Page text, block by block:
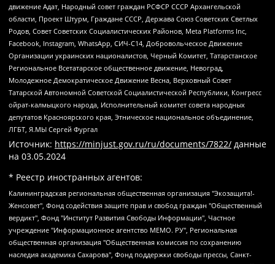
движение Адат, Народный совет граждан РСФСР СССР Архангельской
области, Проект Штурм, Граждане СССР, Держава Союз Советских Светлых
Родов, Совет Советских Социалистических Районов, Meta Platforms Inc,
Facebook, Instagram, WhatsApp, СИЧ-С14, Добровольческое Движение
Организации украинских националистов, Черный Комитет, Татарстанское
Региональное Всетатарское общественное движение, Невоград,
Молодежное Демократическое Движение Весна, Верховный Совет
Татарской Автономной Советской Социалистической Республики, Конгресс
ойрат-калмыцкого народа, Исполнительный комитет совета народных
депутатов Красноярского края, Этническое национальное объединение,
ЛГБТ, Я.МЫ Сергей Фургал
Источник: https://minjust.gov.ru/ru/documents/7822/ данные
на 03.05.2024
* Реестр иностранных агентов:
Калининградская региональная общественная организация "Экозащита!-Женсовет", Фонд содействия защите прав и свобод граждан "Общественный вердикт", Фонд "Институт Развития Свободы Информации", Частное учреждение "Информационное агентство МЕМО. РУ", Региональная общественная организация "Общественная комиссия по сохранению наследия академика Сахарова", Фонд поддержки свободы прессы, Санкт-Петербургская общественная правозащитная организация "Гражданский контроль", Межрегиональная общественная организация "Информационно-просветительский центр "Мемориал", Региональный Фонд "Центр Защиты Прав Средств Массовой Информации", с 05.12.2023 Фонд "Центр Защиты Прав Средств массовой информации", Региональная общественная благотворительная организация помощи беженцам и мигрантам "Гражданское содействие", Негосударственное образовательное учреждение дополнительного профессионального образования (повышение квалификации) специалистов "АКАДЕМИЯ ПО ПРАВАМ ЧЕЛОВЕКА", Свердловская региональная общественная организация "Сутяжник", Автономная некоммерческая организация "Центр независимых социологических исследований", Союз общественных объединений "Российский исследовательский центр по правам человека", Региональное общественное учреждение научно-информационный центр "МЕМОРИАЛ", Некоммерческая организация "Фонд защиты гласности", Автономная некоммерческая организация "Институт прав человека", Городская общественная организация "Екатеринбургское общество "МЕМОРИАЛ", Городская общественная организация "Рязанское историко-просветительское и правозащитное общество "Мемориал" (Рязанский Мемориал), Челябинский региональный орган общественной самодеятельности – женское общественное объединение "Женщины Евразии", Челябинский региональный орган общественной самодеятельности "Уральская правозащитная группа", Фонд содействия защите здоровья и социальной справедливости имени Андрея Рылькова, Автономная Некоммерческая Организация "Аналитический Центр Юрия Левады", Автономная некоммерческая организация социальной поддержки населения "Проект Апрель", Региональная общественная организация помощи женщинам и детям, находящимся в кризисной ситуации "Информационно-методический центр "Анна", Фонд содействия развитию массовых коммуникаций и правовому просвещению "Так-так-Так", Фонд содействия устойчивому развитию "Серебряная тайга", Свердловский региональный общественный фонд социальных проектов "Новое время", "Idel.Реалии", Кавказ.Реалии, Крым.Реалии, Телеканал Настоящее Время, Татаро-башкирская служба Радио Свобода (Azatliq Radiosi), Радио Свободная Европа/Радио Свобода (PCE/PC), "Сибирь.Реалии", "Фактограф", Благотворительный фонд помощи осужденным и их семьям, Автономная некоммерческая организация "Институт глобализации и социальных движений", Фонд "В защиту прав заключенных", Частное учреждение "Центр поддержки и содействия развитию средств массовой информации", Пензенский региональный общественный благотворительный фонд "Гражданский союз", "Север.Реалии", Некоммерческая организация Фонд "Правовая инициатива", Общество с ограниченной ответственностью "Радио Свободная Европа/Радио Свобода", Чешское информационное агентство "MEDIUM-ORIENT", Красноярская региональная общественная организация "Мы против СПИДа", Камалягин Денис Николаевич, Маркелов Сергей Евгеньевич, Пономарев Лев Александрович, Савицкая Людмила Алексеевна, Автономная некоммерческая организация "Центр по работе с проблемой насилия "НАСИЛИЮ.НЕТ", Межрегиональный профессиональный союз работников здравоохранения "Альянс врачей", Юридическое лицо, зарегистрированное в Латвийской Республике, SIA "Medusa Project" (регистрационный номер 40103797863, дата регистрации 10.06.2014), Некоммерческая организация "Фонд по борьбе с коррупцией", Автономная некоммерческая организация "Институт права и публичной политики", Баданин Роман Сергеевич, Гликин Максим Александрович, Железнова Мария Михайловна, Лукьянова Юлия Сергеевна, Маетная Елизавета Витальевна, Маняхин Петр Борисович, Чуракова Ольга Владимировна, Ярош Юлия Петровна, Юридическое лицо "The Insider SIA", зарегистрированное в Риге, Латвийская Республика (дата регистрации 26.06.2015), являющееся администратором доменного имени интернет-издания "The Insider SIA", https://theins.ru, Постернак Алексей Евгеньевич, Рубин Михаил Аркадьевич, Анин Роман Александрович, Юридическое лицо Istories fonds, зарегистрированное в Латвийской Республике (регистрационный номер 50008295751, дата регистрации 24.02.2020), Великовский Дмитрий Александрович, Долинина Ирина Николаевна, Мароховская Алеся Алексеевна, Шлейнов Роман Юрьевич, Шмагун Олеся Валентиновна, Общество с ограниченной ответственностью "Альтаир 2021", Общество с ограниченной ответственностью "Вега 2021", Общество с ограниченной ответственностью "Главный редактор 2021", Общество с ограниченной ответственностью "Ромашки монолит", Важенков Артем Валерьевич, Ивановская областная общественная организация "Центр гендерных исследований", Гурман Юрий Альбертович, Медиапроект "ОВД-Инфо", Егоров Владимир Владимирович, Жилинский Владимир Александрович, Общество с ограниченной ответственностью "ЗП", Иванова София Юрьевна, Карезина Инна Павловна, Кильтау Екатерина Викторовна, Петров Алексей Викторович, Пискунов Сергей Евгеньевич, Смирнов Сергей Сергеевич, Тихонов Михаил Сергеевич, Общество с ограниченной ответственностью "ЖУРНАЛИСТ-ИНОСТРАННЫЙ АГЕНТ", Арапова Галина Юрьевна, Вольтская Татьяна Анатольевна, Американская компания "Mason G.E.S. Anonymous Foundation" (США), являющаяся владельцем интернет-издания https://mnews.world/, Компания "Stichting Bellingcat", зарегистрированная в Нидерландах (дата регистрации 11.07.2018), Захаров Андрей Вячеславович, Клепиковская Екатерина Дмитриевна, Общество с ограниченной ответственностью "МЕМО", Перл Роман Александрович, Симонов Евгений Алексеевич, Соловьева Елена Анатольевна, Сотников Даниил Владимирович, Сурначева Елизавета Дмитриевна, Автономная некоммерческая организация по защите прав человека и информированию населения "Якутия – Наше Мнение", Общество с ограниченной ответственностью "Москоу диджитал медиа", с 26.01.2023 Общество с ограниченной ответственностью "Чайка Белые сады", Ветошкина Валерия Валерьевна, Заговора Максим Александрович, Межрегиональное общественное движение "Российская ЛГБТ - сеть", Оленичев Максим Владимирович, Павлов Иван Юрьевич, Скворцова Елена Сергеевна, Общество с ограниченной ответственностью "Как бы инагент", Кочетков Игорь Викторович, Общество с ограниченной ответственностью "Честные выборы", Еланчик Олег Александрович, Общество с ограниченной ответственностью "Нобелевский призыв", Гималова Регина Эмилевна, Григорьев Андрей Валерьевич, Григорьева Алина Александровна, Ассоциация по содействию защите прав призывников, альтернативнослужащих и военнослужащих "Правозащитная группа "Гражданин.Армия.Право", Хисамова Регина Фаритовна, Автономная некоммерческая организация по реализации социально-правовых программ "Лилит", Дальневосточное общественное движение "Маяк", Санкт-Петербургская ЛГБТ-инициативная группа "Выход", Инициативная группа ЛГБТ+ "Реверс", Алексеев Андрей Викторович, Бекбулатова Таисия Львовна, Беляев Иван Михайлович, Владыкина Елена Сергеевна, Гельман Марат Александрович, Никульшина Вероника Юрьевна, Толоконникова Надежда Андреевна, Шендерович Виктор Анатольевич, Общество с ограниченной ответственностью "Данное сообщение", Общество с ограниченной ответственностью Издательский дом "Новая глава", Айнбиндер Александра Александровна, Московский комьюнити-центр для ЛГБТ+инициатив, Благотворительный фонд развития филантропии, Deutsche Welle (Германия, Kurt-Schumacher-Strasse 3, 53113 Bonn), Борзунова Мария Михайловна, Воробьев Виктор Викторович, Голубева Анна Львовна, Константинова Алла Михайловна, Малкова Ирина Владимировна, Мурадов Мурад Абдулгалимович, Осетинская Елизавета Николаевна, Понасенков Евгений Николаевич, Ганапольский Матвей Юрьевич, Киселев Евгений Алексеевич, Борухович Ирина Григорьевна, Дремин Иван Тимофеевич, Дубровский Дмитрий Викторович, Красноярская региональная общественная организация поддержки и развития альтернативных образовательных технологий и межкультурных коммуникаций "ИНТЕРРА", Маяковская Екатерина Алексеевна, Фейгин Марк Захарович, Филимонов Андрей Викторович, Дзугкоева Регина Николаевна, Доброхотов Роман Александрович, Дудь Юрий Александрович, Елкин Сергей Владимирович, Кругликов Кирилл Игоревич, Сабунаева Мария Леонидовна, Семенов Алексей Владимирович, Шаинян Карен Багратович, Шульман Екатерина Михайловна, Асафьев Артур Валерьевич, Вахштайн Виктор Семенович, Венедиктов Алексей Алексеевич, Лушникова Екатерина Евгеньевна, Волков Леонид Михайлович, Невзоров Александр Глебович, Пархоменко Сергей Борисович, Сироткин Ярослав Николаевич, Кара-Мурза Владимир Владимирович, Баранова Наталья Владимировна, Гозман Леонид Яковлевич, Кагарлицкий Борис Юльевич, Климарев Михаил Валерьевич, Милов Владимир Станиславович, Автономная некоммерческая организация Краснодарский центр современного искусства "Типография", Моргенштерн Алишер Тагирович, Соболь Любовь Эдуардовна, Общество с ограниченной ответственностью "ЛИЗА НОРМ", Каспаров Гарри Кимович, Ходорковский Михаил Борисович, Общество с ограниченной ответственностью "Апрельские тезисы", Данилович Ирина Брониславовна, Кашин Олег Владимирович, Петров Николай Владимирович, Пивоваров Алексей Владимирович, Соколов Михаил Владимирович, Цветкова Юлия Владимировна, Чичваркин Евгений Александрович, Комитет против пыток/Команда против пыток, Общество с ограниченной ответственностью "Первый научный", Общество с ограниченной ответственностью "Вертолет и ко", Белоцерковская Вероника Борисовна, Кац Максим Евгеньевич, Лазарева Татьяна Юрьевна, Шаведдинов Руслан Табризович, Яшин Илья Валерьевич, Общество с ограниченной ответственностью "Иноагент ААВ", Алешковский Дмитрий Петрович, Альбац Евгения Марковна, Быков Дмитрий Львович, Галямина Юлия Евгеньевна, Лойко Сергей Леонидович, Мартынов Кирилл Константинович, Медведев Сергей Александрович, Крашенинников Федор Геннадиевич, Гордеева Катерина Вл